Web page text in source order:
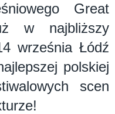
Great
w najbliższy
września Łódź
polskiej
scen